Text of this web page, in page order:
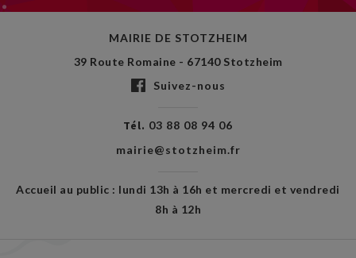
MAIRIE DE STOTZHEIM
39 Route Romaine - 67140 Stotzheim
Suivez-nous
Tél. 03 88 08 94 06
mairie@stotzheim.fr
Accueil au public : lundi 13h à 16h et mercredi et vendredi
8h à 12h